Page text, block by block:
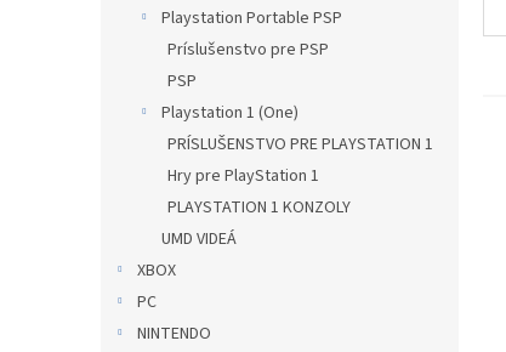
Playstation Portable PSP
Príslušenstvo pre PSP
PSP
Playstation 1 (One)
PRÍSLUŠENSTVO PRE PLAYSTATION 1
Hry pre PlayStation 1
PLAYSTATION 1 KONZOLY
UMD VIDEÁ
XBOX
PC
NINTENDO